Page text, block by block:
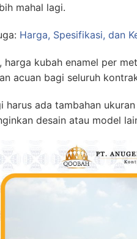
mahal lagi.
Harga, Spesifikasi, dan
harga kubah enamel per
acuan bagi seluruh
harus ada tambahan
desain atau model